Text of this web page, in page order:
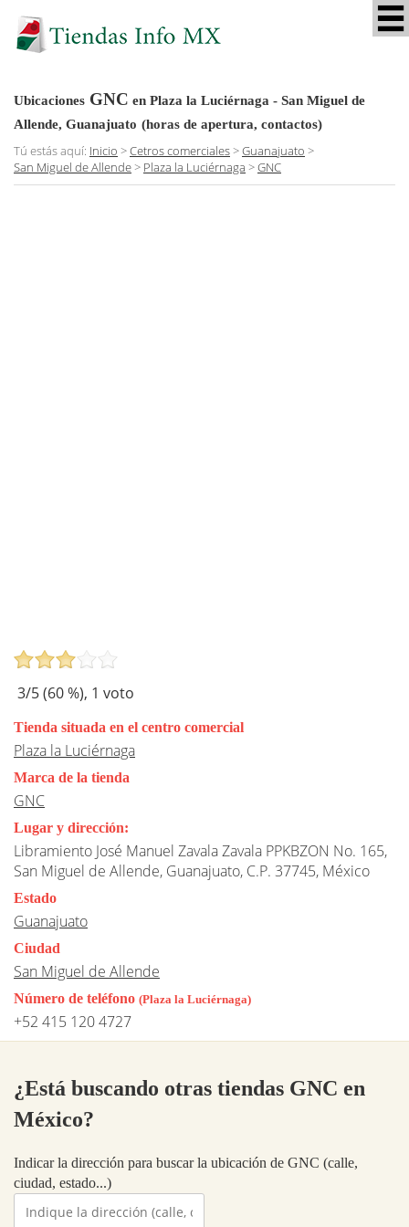
Ubicaciones GNC en Plaza la Luciérnaga - San Miguel de
Allende, Guanajuato (horas de apertura, contactos)
Tú estás aquí: Inicio >Cetros comerciales>Guanajuato >
San Miguel de Allende> Plaza la Luciérnaga >GNC
3/5 (60%), 1 voto
Tienda situada en el centro comercial
Plaza la Luciérnaga
Marca de la tienda
GNC
Lugar y dirección:
Libramiento José Manuel Zavala Zavala PPKBZON No. 165,
San Miguel de Allende, Guanajuato, C.P. 37745, México
Estado
Guanajuato
Ciudad
San Miguel de Allende
Número de teléfono (Plaza la Luciérnaga)
+52 415 120 4727
¿Está buscando otras tiendas GNC en
México?
Indicar la dirección para buscar la ubicación de GNC (calle,
ciudad, estado...)